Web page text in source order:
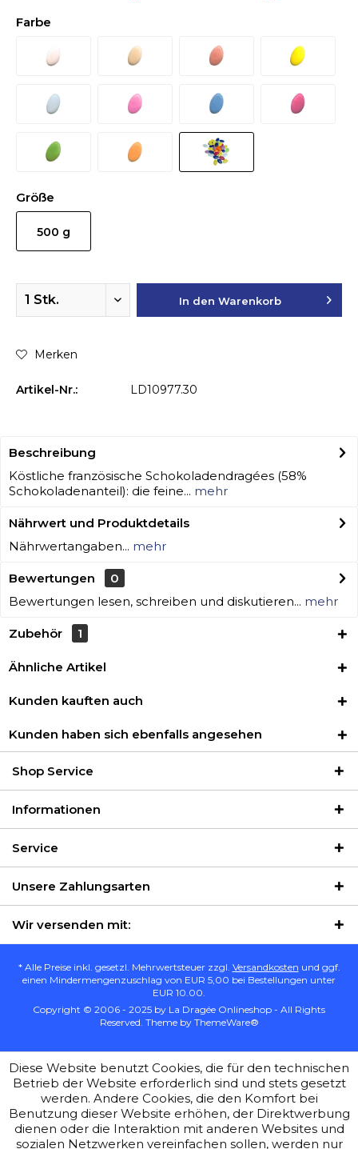
Farbe
Größe
500 g
In den Warenkorb
Merken
Artikel-Nr.: LD10977.30
Beschreibung
Köstliche französische Schokoladendragées (58%
Schokoladenanteil): die feine... mehr
Nährwert und Produktdetails
Nährwertangaben... mehr
Bewertungen
0
Bewertungen lesen, schreiben und diskutieren... mehr
Zubehör 1
Ähnliche Artikel
Kunden kauften auch
Kunden haben sich ebenfalls angesehen
Shop Service
Informationen
Service
Unsere Zahlungsarten
Wir versenden mit:
* Alle Preise inkl. gesetzl. Mehrwertsteuer zzgl. Versandkosten und ggf.
einen Mindermengenzuschlag von EUR 5,00 bei Bestellungen unter
EUR 10.00.
Copyright © 2006 - 2025 by La Dragée Onlineshop - All Rights
Reserved. Theme by ThemeWare®
Diese Website benutzt Cookies, die für den technischen
Betrieb der Website erforderlich sind und stets gesetzt
werden. Andere Cookies, die den Komfort bei
Benutzung dieser Website erhöhen, der Direktwerbung
dienen oder die Interaktion mit anderen Websites und
sozialen Netzwerken vereinfachen sollen, werden nur